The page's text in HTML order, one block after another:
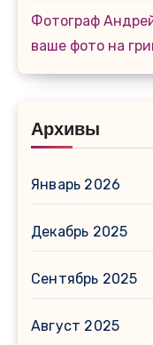
Фотограф
ваше фото на
Архивы
Январь 2026
Декабрь 2025
Сентябрь 2025
Август 2025